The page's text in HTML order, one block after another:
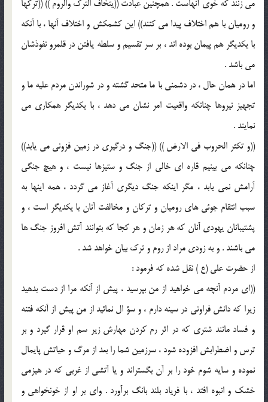
می زنند که خوی آنهاست . همچنین عبادت ((یتخاف الترک والروم )) ((ترکها
و رومیان با هم اختلاف پیدا می کنند)) این کشمکش و اختلاف آنها ، با آنکه
با یکدیگر هم پیمان بوده اند ، بر سر تقسیم و سلطه یافتن در قلمرو نفوذشان
می باشد .
اما در همان حال ، در دشمنی با ما متحد گشته و در شوراندن مردم علیه ما و
تجهیز نیروها چنانکه واقعیت امر نشان می دهد ، با یکدیگر همکاری می
نمایند .
((و تکثر الحروب فی الارض )) ((جنگ و درگیری در زمین فزونی می یابد))
چنانکه می بینیم قاره ای خالی از جنگ و ستیزها نیست ، و هیچ جنگی
آرامش نمی یابد ، مگر اینکه جنگ دیگری آغاز می گردد ، همه اینها به
سبب انتقام جوئی های رومیان و ترکان و مخالفت آنان با یکدیگر است ، و
پشتیبانان یهودی آنان که هر زمان و هر کجا که بتوانند آتش افروز جنگ ها
می باشند . و به زودی مراد از روم و ترک بیان خواهد شد .
از حضرت علی (ع ) نقل شده که فرمود :
((ای مردم آنچه می خواهید از من بپرسید ، پیش از آنکه مرا از دست بدهید
زیرا که دانش فراونی در سینه دارم ، و سؤ ال نمائید از من پیش از آنکه فتنه
و فساد مانند شتری که در اثر رم کردن مهارش زیر سم او قرار گیرد و بر
ترس و اضطرابش افزوده شود ، سرزمین شما را بعد از مرگ و حیاتش پایمال
نموده و سایه شوم خود را بر آن بگستراند و یا آتشی از غربی که در هیزمی
خشک و انبوه افتد ، با فریاد بلند بانگ برآورد . وای بر او از خونخواهی و